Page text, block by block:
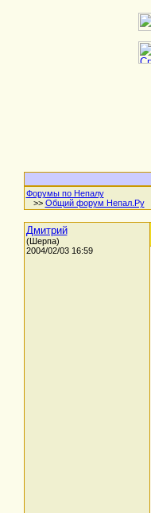
Форумы по Непалу
>> Общий форум Непал.Ру
Дмитрий
(Шерпа)
2004/02/03 16:59